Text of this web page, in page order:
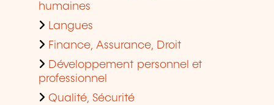
humaines
Langues
Finance, Assurance, Droit
Développement personnel et
professionnel
Qualité, Sécurité